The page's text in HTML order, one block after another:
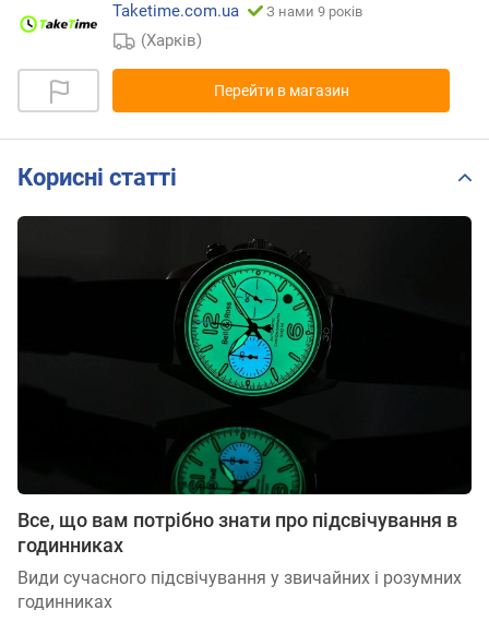
Taketime.com.ua
З нами 9 років
(Харків)
Перейти в магазин
Корисні статті
Все, що вам потрібно знати про підсвічування в
годинниках
Види сучасного підсвічування у звичайних і розумних
годинниках